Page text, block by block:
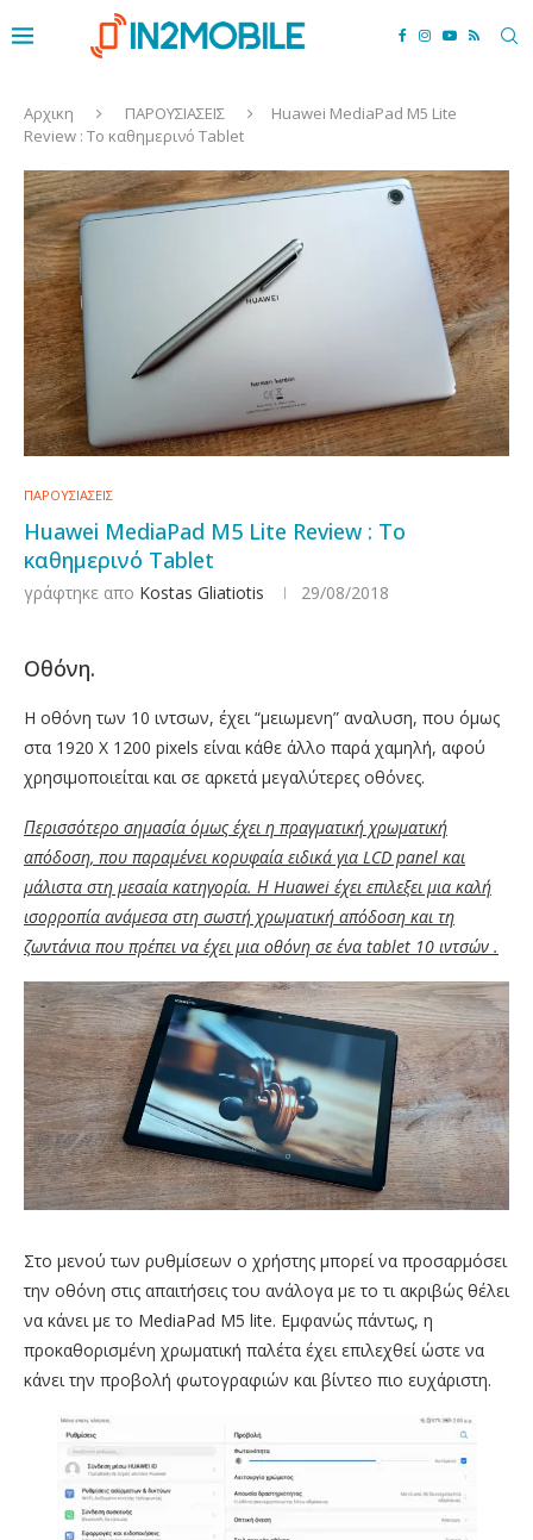
Αρχικη ΠΑΡΟΥΣΙΑΣΕΙΣ
Huawei MediaPad M5 Lite
Review : Το καθημερινό Tablet
ΠΑΡΟΥΣΙΑΣΕΙΣ
Huawei MediaPad M5 Lite Review : Το
καθημερινό Tablet
γράφτηκε απο Kostas Gliatiotis 29/08/2018
Οθόνη.
Η οθόνη των 10 ιντσων, έχει “μειωμενη” αναλυση, που όμως
στα 1920 X 1200 pixels είναι κάθε άλλο παρά χαμηλή, αφού
χρησιμοποιείται και σε αρκετά μεγαλύτερες οθόνες.
Περισσότερο σημασία όμως έχει η πραγματική χρωματική
απόδοση, που παραμένει κορυφαία ειδικά για LCD panel και
μάλιστα στη μεσαία κατηγορία. Η Huawei έχει επιλεξει μια καλή
ισορροπία ανάμεσα στη σωστή χρωματική απόδοση και τη
ζωντάνια που πρέπει να έχει μια οθόνη σε ένα tablet 10 ιντσών .
Στο μενού των ρυθμίσεων ο χρήστης μπορεί να προσαρμόσει
την οθόνη στις απαιτήσεις του ανάλογα με το τι ακριβώς θέλει
να κάνει με το MediaPad M5 lite. Εμφανώς πάντως, η
προκαθορισμένη χρωματική παλέτα έχει επιλεχθεί ώστε να
κάνει την προβολή φωτογραφιών και βίντεο πιο ευχάριστη.